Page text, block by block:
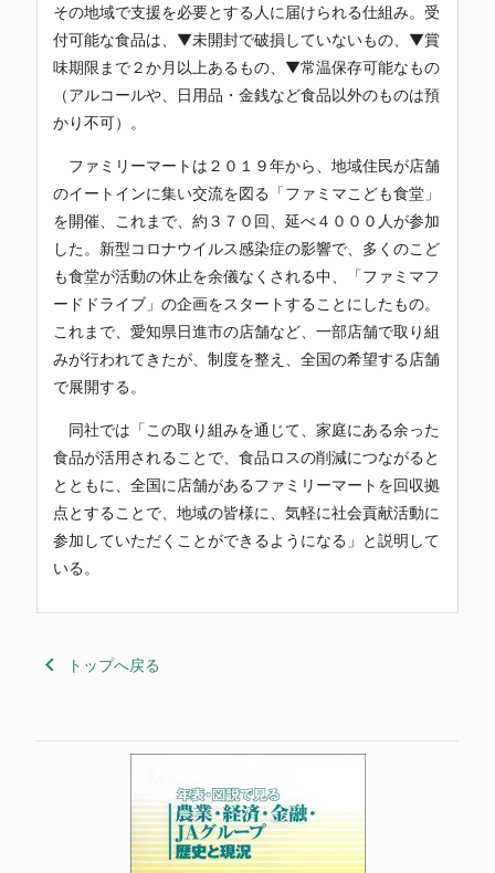
その地域で支援を必要とする人に届けられる仕組み。受
付可能な食品は、▼未開封で破損していないもの、▼賞
味期限まで２か月以上あるもの、▼常温保存可能なもの
（アルコールや、日用品・金銭など食品以外のものは預
かり不可）。
ファミリーマートは２０１９年から、地域住民が店舗
のイートインに集い交流を図る「ファミマこども食堂」
を開催、これまで、約３７０回、延べ４０００人が参加
した。新型コロナウイルス感染症の影響で、多くのこど
も食堂が活動の休止を余儀なくされる中、「ファミマフ
ードドライブ」の企画をスタートすることにしたもの。
これまで、愛知県日進市の店舗など、一部店舗で取り組
みが行われてきたが、制度を整え、全国の希望する店舗
で展開する。
同社では「この取り組みを通じて、家庭にある余った
食品が活用されることで、食品ロスの削減につながると
とともに、全国に店舗があるファミリーマートを回収拠
点とすることで、地域の皆様に、気軽に社会貢献活動に
参加していただくことができるようになる」と説明して
いる。
keyboard_arrow_left トップへ戻る